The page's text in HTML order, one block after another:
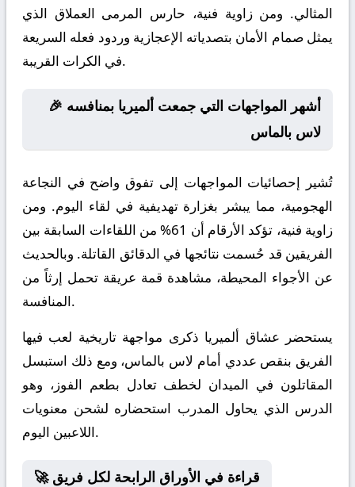
المثالي. ومن زاوية فنية، حارس المرمى العملاق الذي
يمثل صمام الأمان بتصدياته الإعجازية وردود فعله السريعة
في الكرات القريبة.
🎉 أشهر المواجهات التي جمعت ألميريا بمنافسه
لاس بالماس
تُشير إحصائيات المواجهات إلى تفوق واضح في النجاعة
الهجومية، مما يبشر بغزارة تهديفية في لقاء اليوم. ومن
زاوية فنية، تؤكد الأرقام أن 61% من اللقاءات السابقة بين
الفريقين قد حُسمت نتائجها في الدقائق القاتلة. وبالحديث
عن الأجواء المحيطة، مشاهدة قمة عريقة تحمل إرثاً من
المنافسة.
يستحضر عشاق ألميريا ذكرى مواجهة تاريخية لعب فيها
الفريق بنقص عددي أمام لاس بالماس، ومع ذلك استبسل
المقاتلون في الميدان لخطف تعادل بطعم الفوز، وهو
الدرس الذي يحاول المدرب استحضاره لشحن معنويات
اللاعبين اليوم.
🚀 قراءة في الأوراق الرابحة لكل فريق